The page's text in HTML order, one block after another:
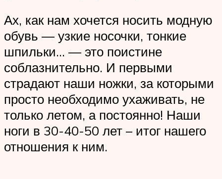
Ах, как нам хочется носить модную
обувь — узкие носочки, тонкие
шпильки… — это поистине
соблазнительно. И первыми
страдают наши ножки, за которыми
просто необходимо ухаживать, не
только летом, а постоянно! Наши
ноги в 30-40-50 лет – итог нашего
отношения к ним.